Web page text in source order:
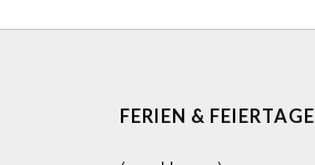
FERIEN & FEIERTAGE